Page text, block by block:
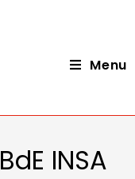
Menu
BdE INSA